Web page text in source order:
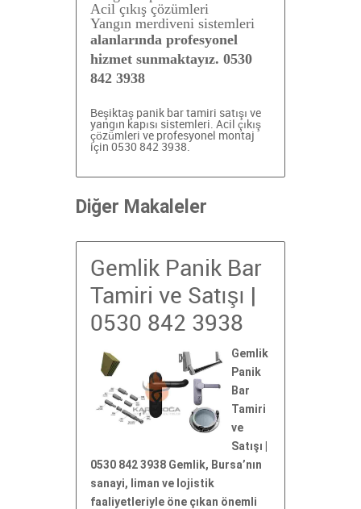
Acil çıkış çözümleri
Yangın merdiveni sistemleri
alanlarında profesyonel
hizmet sunmaktayız. 0530
842 3938
Beşiktaş panik bar tamiri satışı ve
yangın kapısı sistemleri. Acil çıkış
çözümleri ve profesyonel montaj
için 0530 842 3938.
Diğer Makaleler
Gemlik Panik Bar
Tamiri ve Satışı |
0530 842 3938
Gemlik
Panik
Bar
Tamiri
ve
Satışı |
0530 842 3938 Gemlik, Bursa’nın
sanayi, liman ve lojistik
faaliyetleriyle öne çıkan önemli